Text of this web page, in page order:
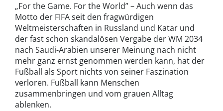
„For the Game. For the World” – Auch wenn das
Motto der FIFA seit den fragwürdigen
Weltmeisterschaften in Russland und Katar und
der fast schon skandalösen Vergabe der WM 2034
nach Saudi-Arabien unserer Meinung nach nicht
mehr ganz ernst genommen werden kann, hat der
Fußball als Sport nichts von seiner Faszination
verloren. Fußball kann Menschen
zusammenbringen und vom grauen Alltag
ablenken.